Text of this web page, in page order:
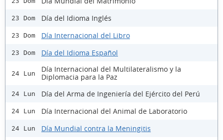
23 Dom Día del Idioma Inglés
23 Dom Día Internacional del Libro
23 Dom Día del Idioma Español
24 Lun
Día Internacional del Multilateralismo y la
Diplomacia para la Paz
24 Lun Día del Arma de Ingeniería del Ejército del Perú
24 Lun Día Internacional del Animal de Laboratorio
24 Lun Día Mundial contra la Meningitis